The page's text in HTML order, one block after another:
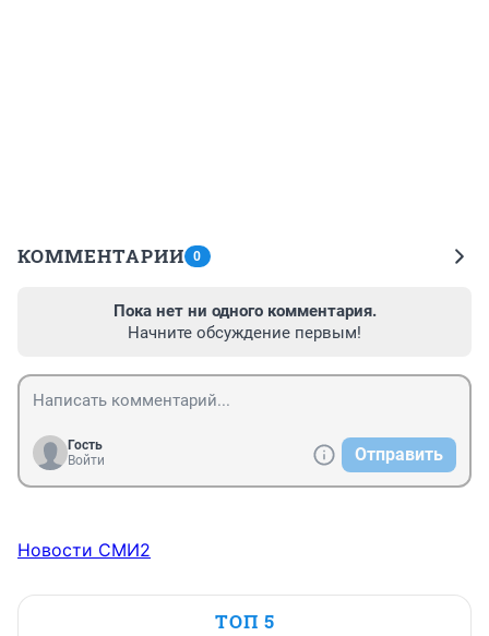
КОММЕНТАРИИ 0
Пока нет ни одного комментария.
Начните обсуждение первым!
Гость
Войти
Отправить
Новости СМИ2
ТОП 5